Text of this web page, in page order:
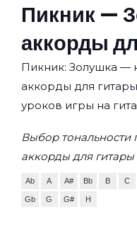
Пикник —
аккорды
Пикник: Золушка —
аккорды для
уроков игры на
Выбор
аккорды для гитары
Ab A A# Bb B C
Gb G G# H